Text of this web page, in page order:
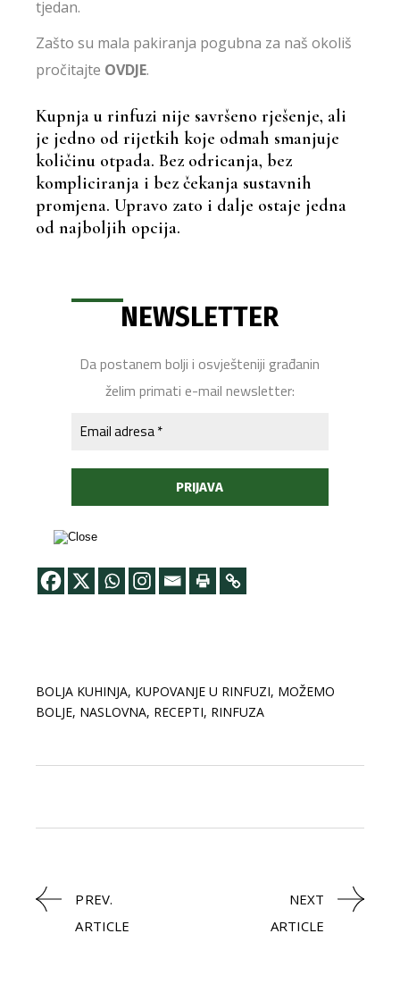
tjedan.
Zašto su mala pakiranja pogubna za naš okoliš
pročitajte OVDJE.
Kupnja u rinfuzi nije savršeno rješenje, ali
je jedno od rijetkih koje odmah smanjuje
količinu otpada. Bez odricanja, bez
kompliciranja i bez čekanja sustavnih
promjena. Upravo zato i dalje ostaje jedna
od najboljih opcija.
NEWSLETTER
Da postanem bolji i osvješteniji građanin
želim primati e-mail newsletter:
BOLJA KUHINJA, KUPOVANJE U RINFUZI, MOŽEMO
BOLJE, NASLOVNA, RECEPTI, RINFUZA
PREV.
ARTICLE
NEXT
ARTICLE